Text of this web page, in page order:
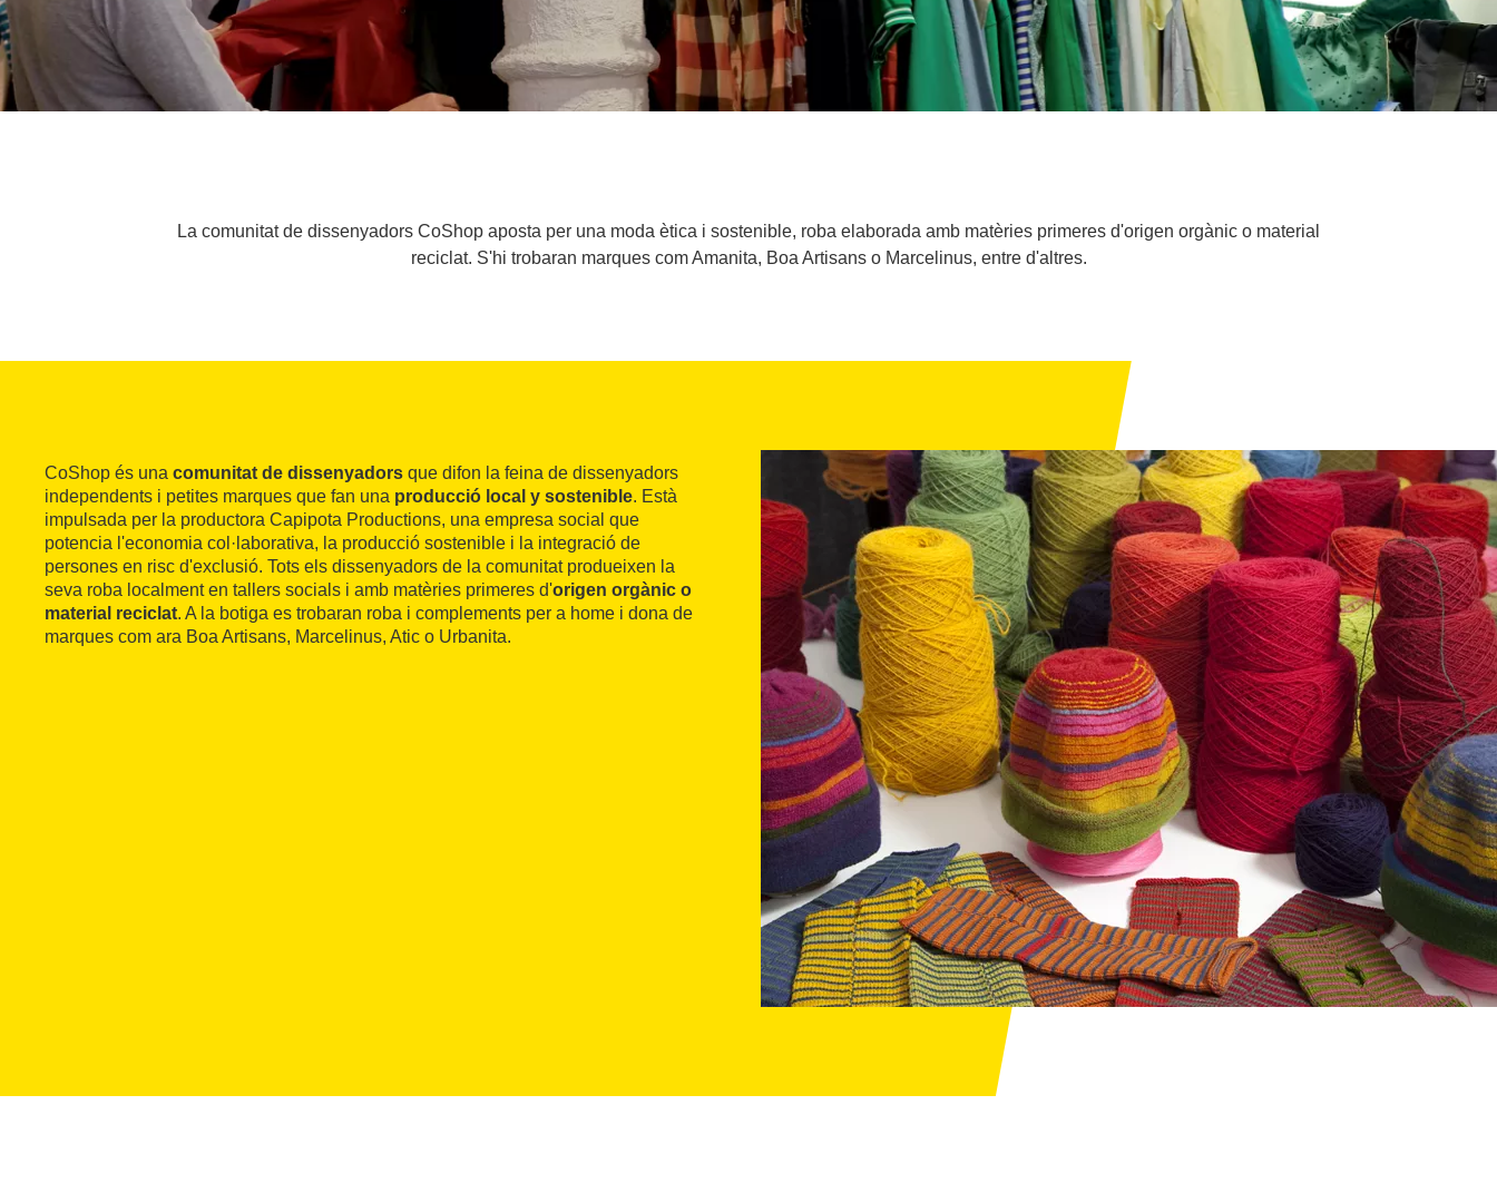
La comunitat de dissenyadors CoShop aposta per una moda ètica i sostenible, roba elaborada amb matèries primeres d'origen orgànic o material
reciclat. S'hi trobaran marques com Amanita, Boa Artisans o Marcelinus, entre d'altres.
CoShop és una comunitat de dissenyadors que difon la feina de dissenyadors
independents i petites marques que fan una producció local y sostenible. Està
impulsada per la productora Capipota Productions, una empresa social que
potencia l'economia col·laborativa, la producció sostenible i la integració de
persones en risc d'exclusió. Tots els dissenyadors de la comunitat produeixen la
seva roba localment en tallers socials i amb matèries primeres d'origen orgànic o
material reciclat. A la botiga es trobaran roba i complements per a home i dona de
marques com ara Boa Artisans, Marcelinus, Atic o Urbanita.